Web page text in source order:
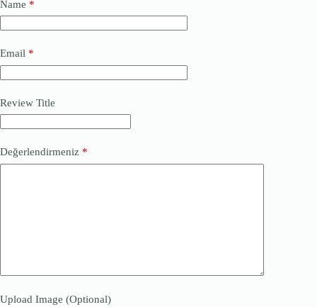
Name *
Email *
Review Title
Değerlendirmeniz *
Upload Image (Optional)